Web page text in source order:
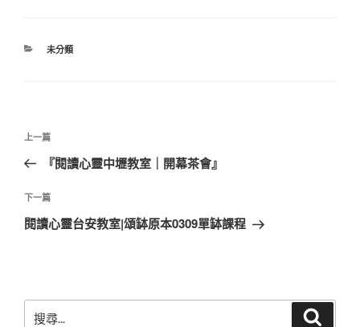
分
未分類
文
導
覽
上
一
文
章
上一篇
『閱讀心靈中壢教室｜開幕茶會』
下
一
下一篇
閱讀心靈台安教室|頌缽原本0309單缽課程